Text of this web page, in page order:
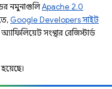
নমুনাগুলিApache 2.0
Google Developers সাইট
সংস্থার রেজিস্টার্ড